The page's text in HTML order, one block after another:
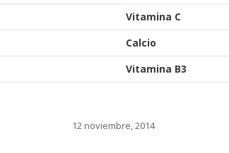
Vitamina C
Calcio
Vitamina B3
12 noviembre, 2014